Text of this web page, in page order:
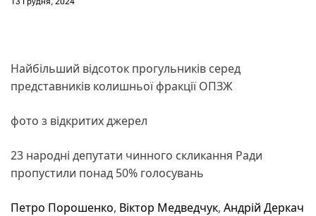
Найбільший відсоток прогульників серед
представників колишньої фракції ОПЗЖ
фото з відкритих джерел
23 народні депутати чинного скликання Ради
пропустили понад 50% голосувань
Петро Порошенко, Віктор Медведчук, Андрій Деркач